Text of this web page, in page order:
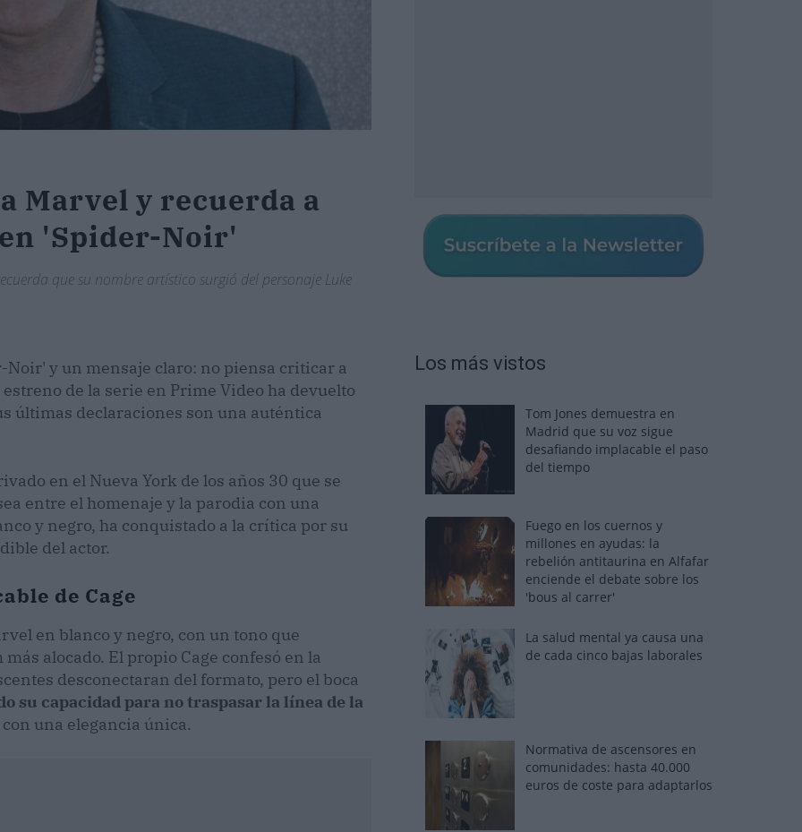
Marvel y recuerda a
'Spider-Noir'
que su nombre artístico surgió del personaje Luke
Noir' y un mensaje claro: no piensa criticar a
de la serie en Prime Video ha devuelto
últimas declaraciones son una auténtica
en el Nueva York de los años 30 que se
entre el homenaje y la parodia con una
y negro, ha conquistado a la crítica por su
del actor.
de Cage
en blanco y negro, con un tono que
alocado. El propio Cage confesó en la
desconectaran del formato, pero el boca
su capacidad para no traspasar la línea de la
una elegancia única.
Los más vistos
Tom Jones demuestra en
Madrid que su voz sigue
desafiando implacable el paso
del tiempo
Fuego en los cuernos y
millones en ayudas: la
rebelión antitaurina en Alfafar
enciende el debate sobre los
'bous al carrer'
La salud mental ya causa una
de cada cinco bajas laborales
Normativa de ascensores en
comunidades: hasta 40.000
euros de coste para adaptarlos